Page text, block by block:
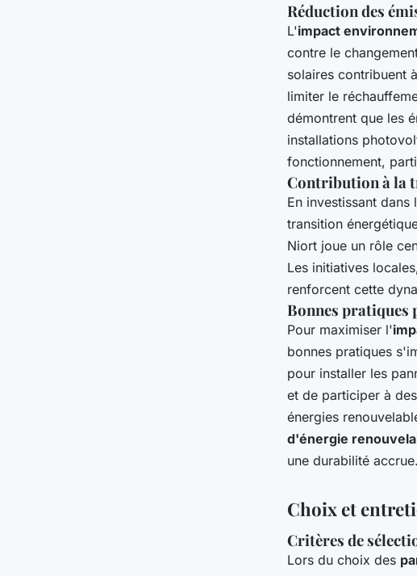
Réduction des
L'impact
contre le
solaires contribuent
limiter le
démontrent que les
installations
fonctionnement,
Contribution à la
En investissant dans
transition
Niort joue un rôle
Les initiatives
renforcent cette
Bonnes
Pour maximiser l'
bonnes pratiques
pour installer les
et de participer à
énergies
d'énergie
une durabilité accrue.
Choix et
Critères de
Lors du choix des